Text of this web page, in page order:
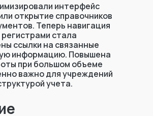
интерфейс
открытие справочников
Теперь навигация
стала
ссылки на связанные
информацию. Повышена
при большом объеме
важно для учреждений
учета.